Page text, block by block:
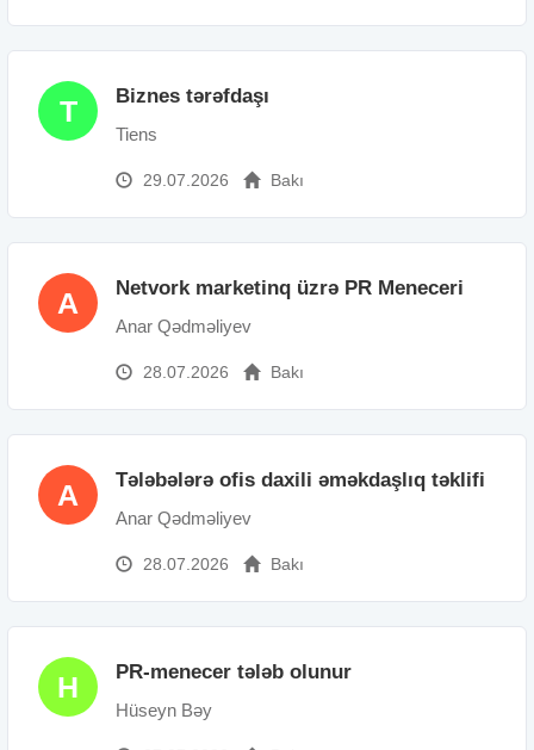
T Biznes tərəfdaşı
Tiens
29.07.2026 Bakı
A Netvork marketinq üzrə PR Meneceri
Anar Qədməliyev
28.07.2026 Bakı
A Tələbələrə ofis daxili əməkdaşlıq təklifi
Anar Qədməliyev
28.07.2026 Bakı
H PR-menecer tələb olunur
Hüseyn Bəy